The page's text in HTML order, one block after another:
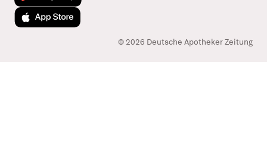
Laden im App Store
© 2026 Deutsche Apotheker Zeitung